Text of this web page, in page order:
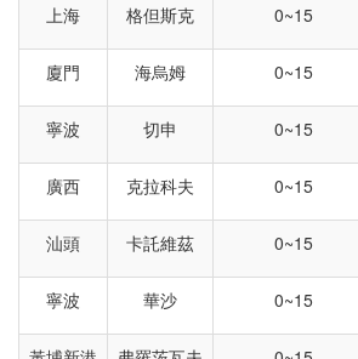
上海 格但斯克 0~15
廈門 海烏姆 0~15
寧波 切申 0~15
廣西 克拉科夫 0~15
汕頭 卡託維茲 0~15
寧波 華沙 0~15